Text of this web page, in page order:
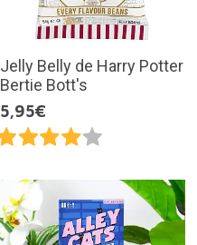
Jelly Belly de Harry Potter
Bertie Bott's
5,95€